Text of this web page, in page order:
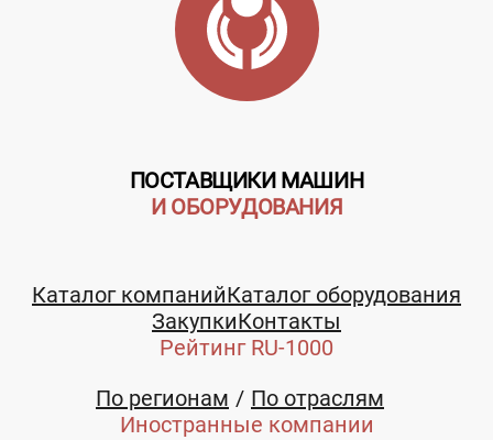
ПОСТАВЩИКИ МАШИН
И ОБОРУДОВАНИЯ
Каталог компанийКаталог оборудования
ЗакупкиКонтакты
Рейтинг RU-1000
По регионам
По отраслям
Иностранные компании